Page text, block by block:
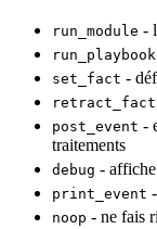
run_module -
run_playbook
set_fact -
retract_fact
post_event -
traitements
debug - affiche
print_event
noop - ne fais